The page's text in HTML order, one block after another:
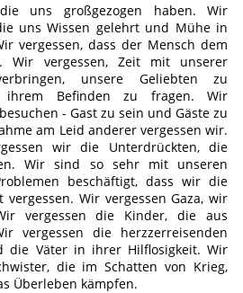
uns großgezogen haben. Wir
uns Wissen gelehrt und Mühe in
vergessen, dass der Mensch dem
Wir vergessen, Zeit mit unserer
unsere Geliebten zu
ihrem Befinden zu fragen. Wir
- Gast zu sein und Gäste zu
am Leid anderer vergessen wir.
wir die Unterdrückten, die
Wir sind so sehr mit unseren
beschäftigt, dass wir die
Wir vergessen Gaza, wir
vergessen die Kinder, die aus
vergessen die herzzerreisenden
die Väter in ihrer Hilflosigkeit. Wir
die im Schatten von Krieg,
Überleben kämpfen.